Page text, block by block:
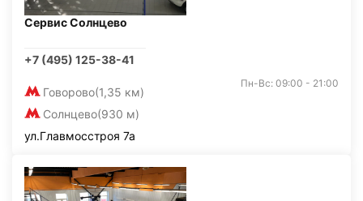
Сервис Солнцево
+7 (495) 125-38-41
Говорово(1,35 км)
Солнцево(930 м)
Пн-Вс: 09:00 - 21:00
ул.Главмосстроя 7а